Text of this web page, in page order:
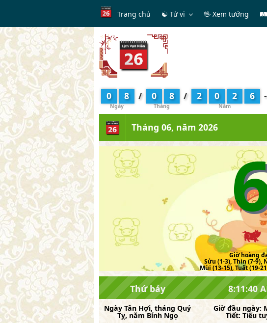
Trang chủ ☯ Tử vi 🖖 Xem tướng 🛤
0 8 / 0 8 / 2 0 2 6 -
Tháng 06, năm 2026
Giờ hoàng
Sửu (1-3), Thìn (7-9),
Mùi (13-15), Tuất (19-
Thứ bảy 8:11:40
NgàyTân Hợi, thángQuý
Tỵ, nămBính Ngọ
Giờ đầu ngày:
Tiết: Tiểu